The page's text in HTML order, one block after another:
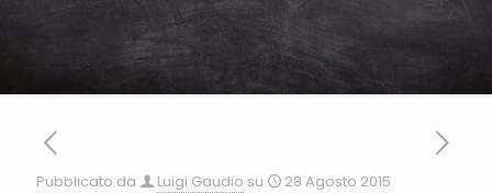
Pubblicato da Luigi Gaudio su 28 Agosto 2015